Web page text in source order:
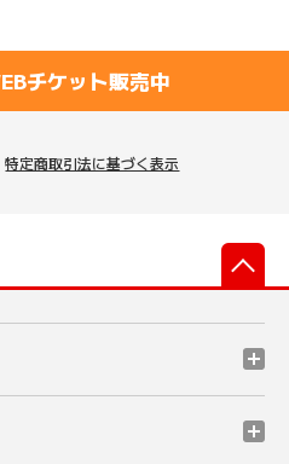
チケット販売中
特定商取引法に基づく表示